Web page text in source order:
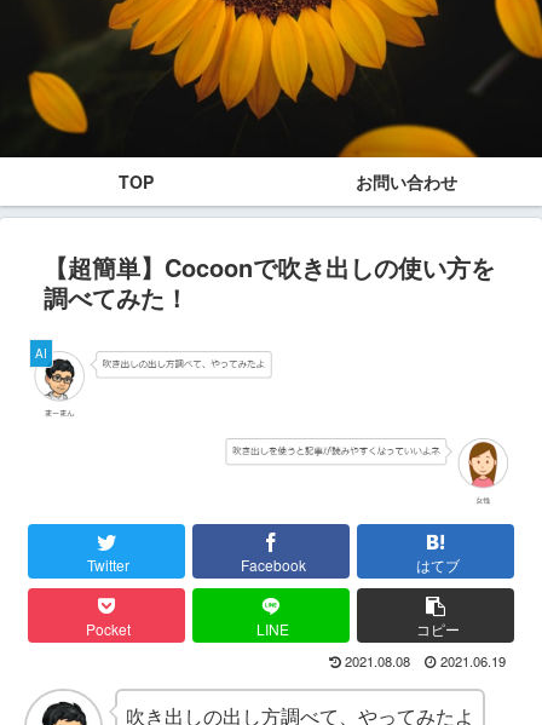
TOP お問い合わせ
【超簡単】Cocoonで吹き出しの使い方を
調べてみた！
AI
Twitter Facebook はてブ
Pocket LINE コピー
2021.08.08 2021.06.19
吹き出しの出し方調べて、やってみたよ